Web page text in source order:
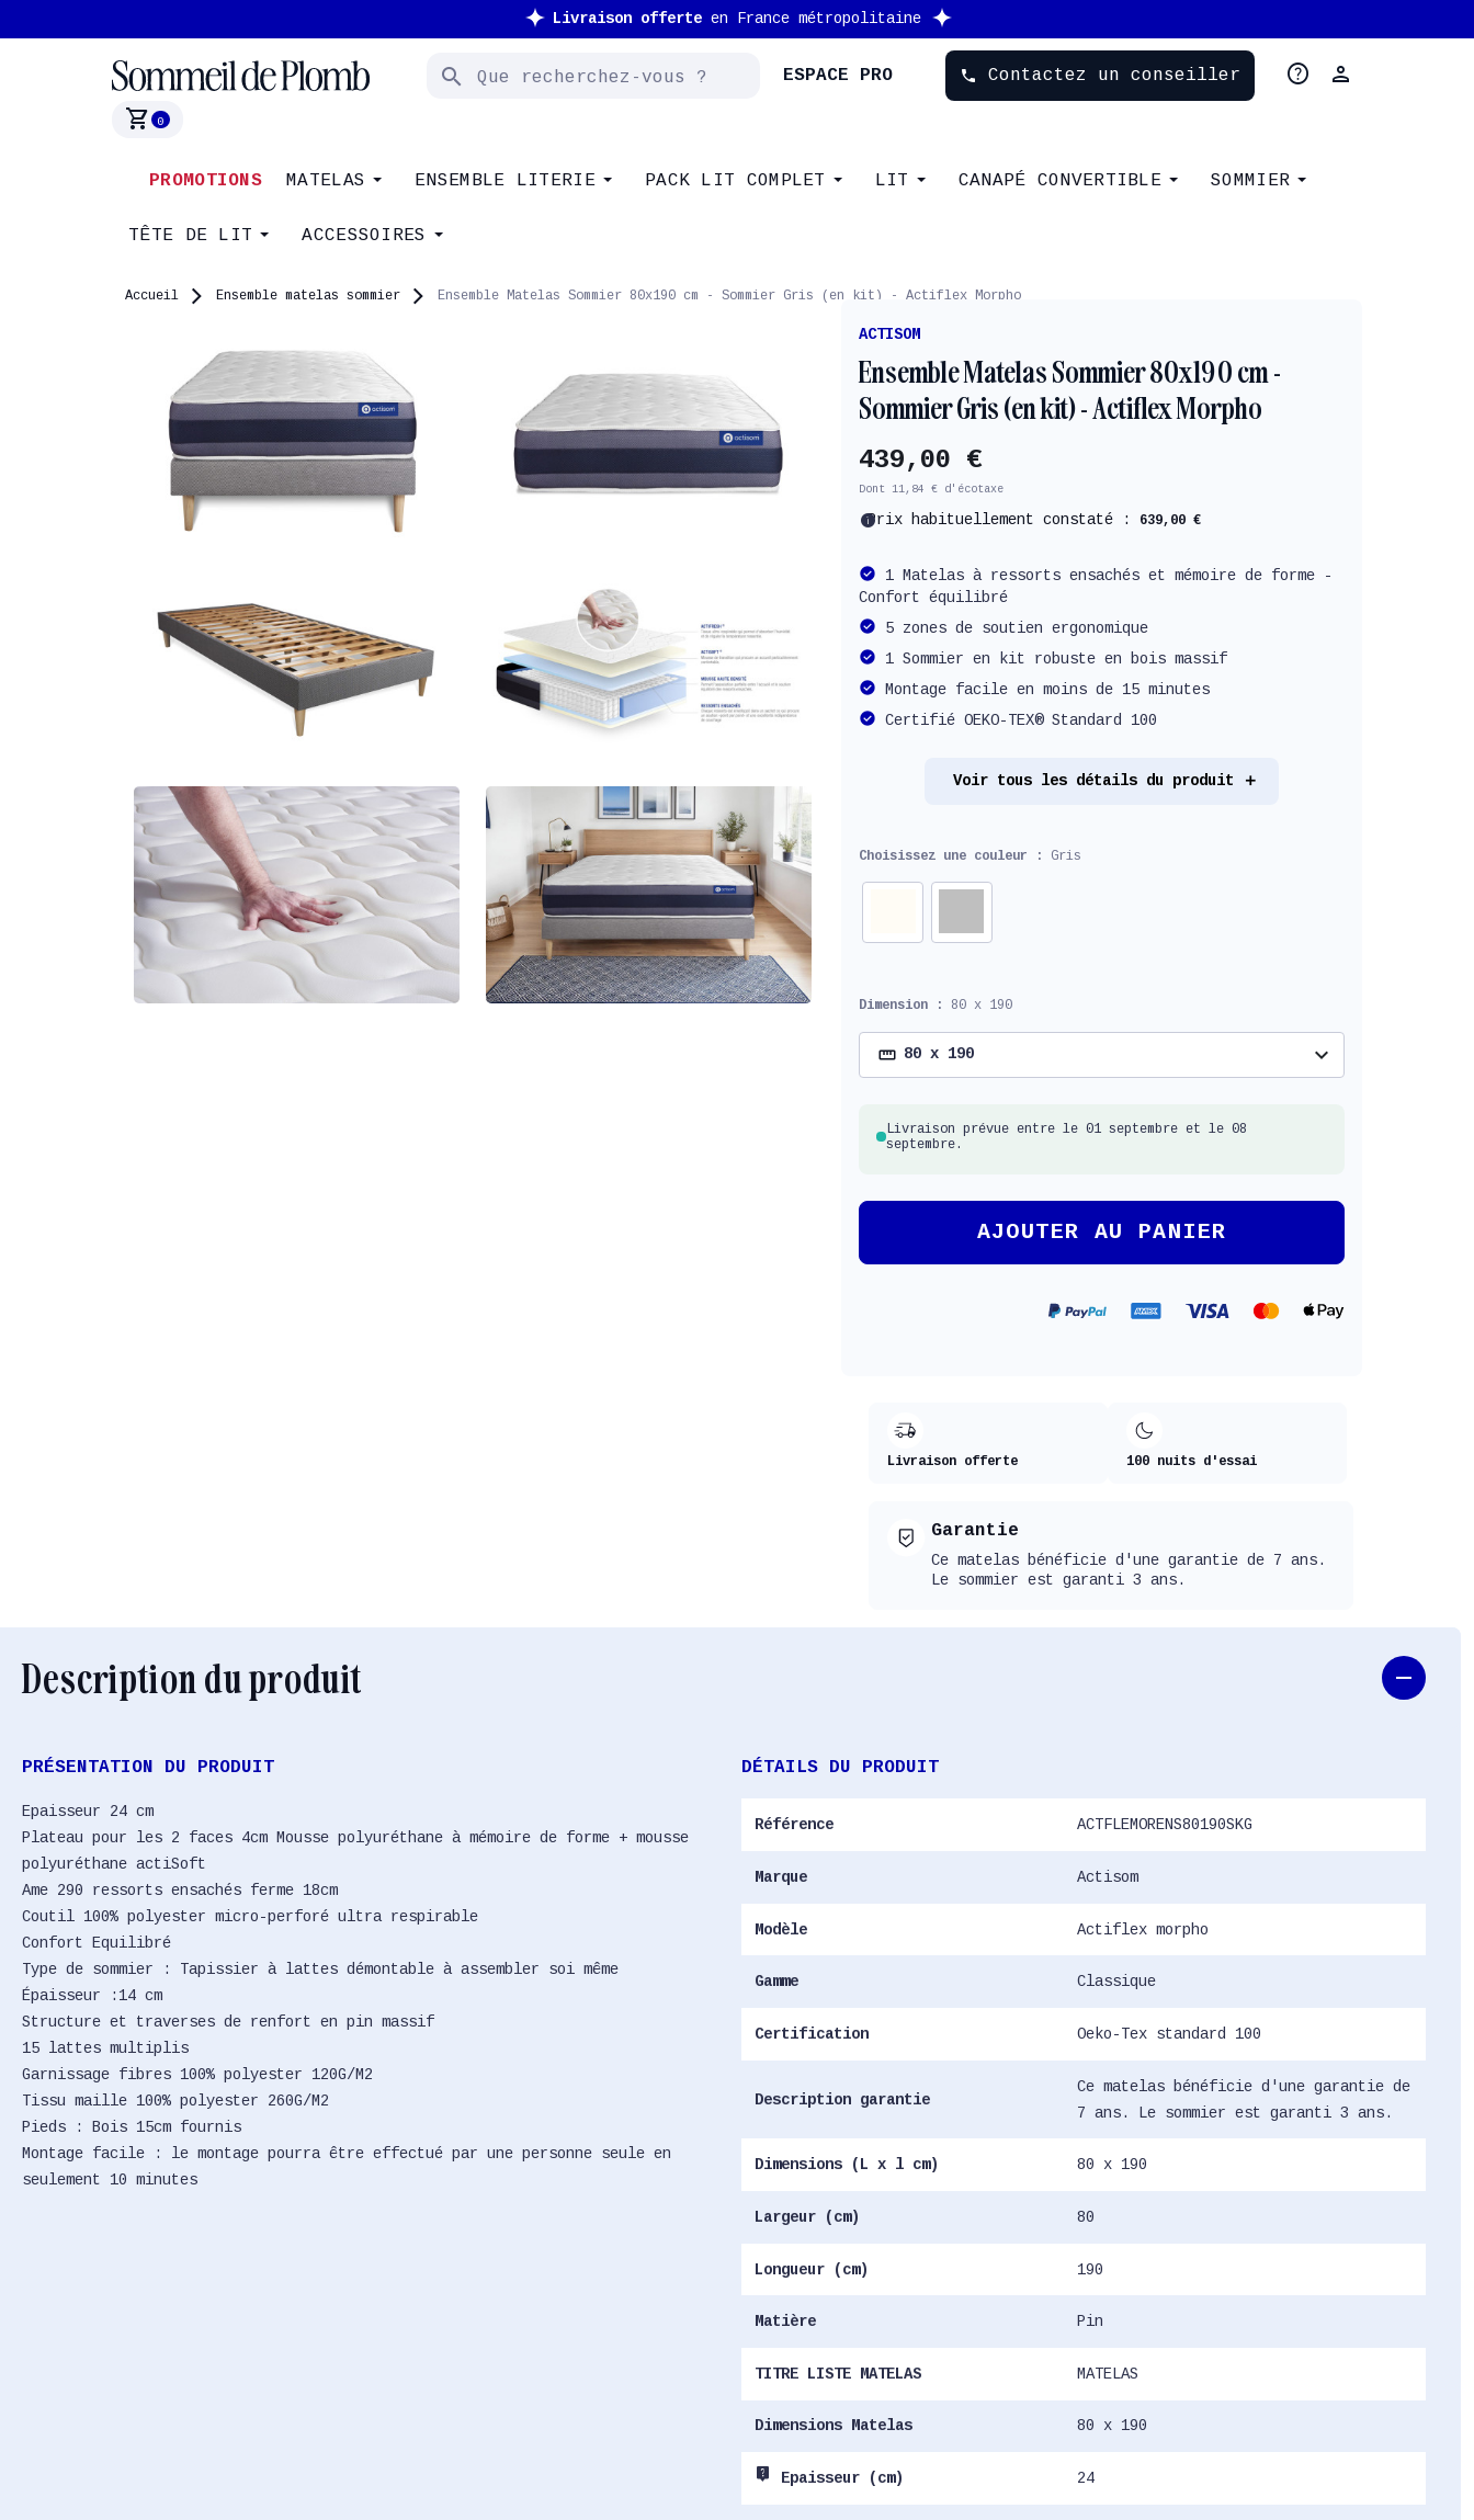
Nouveau client : -10% supplémentaire avec le codeNEW
ESPACE PRO phone Contactez un conseiller help
search
person
shopping_cart
0
PROMOTIONS MATELAS ENSEMBLE LITERIE PACK LIT COMPLET LIT CANAPÉ CONVERTIBLE SOMMIER
TÊTE DE LIT ACCESSOIRES
Accueil Ensemble matelas sommier Ensemble Matelas Sommier 80x190 cm - Sommier Gris (en kit) - Actiflex Morpho
ACTISOM
Ensemble Matelas Sommier 80x190 cm -
Sommier Gris (en kit) - Actiflex Morpho
439,00 €
Dont 11,84 € d'écotaxe
infoPrix habituellement constaté : 639,00 €
1 Matelas à ressorts ensachés et mémoire de forme -
Confort équilibré
5 zones de soutien ergonomique
1 Sommier en kit robuste en bois massif
Montage facile en moins de 15 minutes
Certifié OEKO-TEX® Standard 100
Voir tous les détails du produit
Choisissez une couleur : Gris
Dimension : 80 x 190
80 x 190 expand_more
Livraison prévue entre le 01 septembre et le 08
septembre.
AJOUTER AU PANIER
Livraison offerte 100 nuits d'essai
Garantie
Ce matelas bénéficie d'une garantie de 7 ans.
Le sommier est garanti 3 ans.
Description du produit
PRÉSENTATION DU PRODUIT
Epaisseur 24 cm
Plateau pour les 2 faces 4cm Mousse polyuréthane à mémoire de forme + mousse
polyuréthane actiSoft
Ame 290 ressorts ensachés ferme 18cm
Coutil 100% polyester micro-perforé ultra respirable
Confort Equilibré
Type de sommier : Tapissier à lattes démontable à assembler soi même
Épaisseur :14 cm
Structure et traverses de renfort en pin massif
15 lattes multiplis
Garnissage fibres 100% polyester 120G/M2
Tissu maille 100% polyester 260G/M2
Pieds : Bois 15cm fournis
Montage facile : le montage pourra être effectué par une personne seule en
seulement 10 minutes
DÉTAILS DU PRODUIT
Référence ACTFLEMORENS80190SKG
Marque Actisom
Modèle Actiflex morpho
Gamme Classique
Certification Oeko-Tex standard 100
Description garantie
Ce matelas bénéficie d'une garantie de
7 ans. Le sommier est garanti 3 ans.
Dimensions (L x l cm) 80 x 190
Largeur (cm) 80
Longueur (cm) 190
Matière Pin
TITRE LISTE MATELAS MATELAS
Dimensions Matelas 80 x 190
live_help Epaisseur (cm) 24